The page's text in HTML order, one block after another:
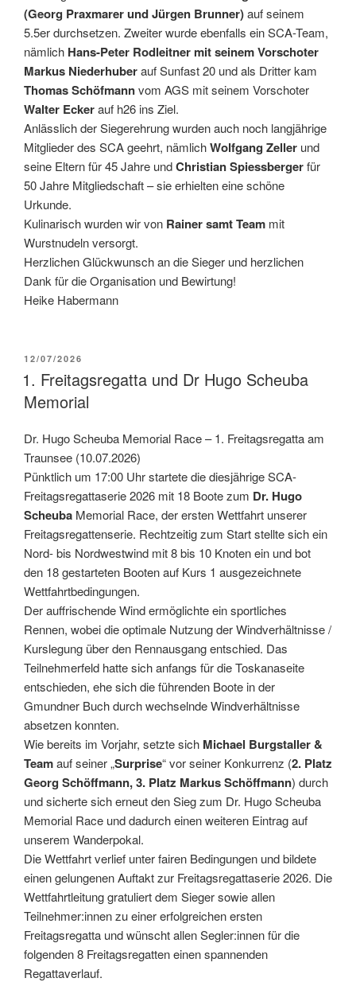
(Georg Praxmarer und Jürgen Brunner)auf seinem
5.5er durchsetzen. Zweiter wurde ebenfalls ein SCA-Team,
nämlich Hans-Peter Rodleitner mit seinem Vorschoter
Markus Niederhuberauf Sunfast 20 und als Dritter kam
Thomas Schöfmannvom AGS mit seinem Vorschoter
Walter Eckerauf h26 ins Ziel.
Anlässlich der Siegerehrung wurden auch noch langjährige
Mitglieder des SCA geehrt, nämlichWolfgang Zeller und
seine Eltern für 45 Jahre undChristian Spiessbergerfür
50 Jahre Mitgliedschaft – sie erhielten eine schöne
Urkunde.
Kulinarisch wurden wir von Rainer samt Team mit
Wurstnudeln versorgt.
Herzlichen Glückwunsch an die Sieger und herzlichen
Dank für die Organisation und Bewirtung!
Heike Habermann
VERÖFFENTLICHT
12/07/2026
1. Freitagsregatta und Dr Hugo Scheuba
Memorial
Dr. Hugo Scheuba Memorial Race – 1. Freitagsregatta am
Traunsee (10.07.2026)
Pünktlich um 17:00 Uhr startete die diesjährige SCA-
Freitagsregattaserie 2026 mit 18 Boote zum Dr. Hugo
Scheuba Memorial Race, der ersten Wettfahrt unserer
Freitagsregattenserie. Rechtzeitig zum Start stellte sich ein
Nord- bis Nordwestwind mit 8 bis 10 Knoten ein und bot
den 18 gestarteten Booten auf Kurs 1 ausgezeichnete
Wettfahrtbedingungen.
Der auffrischende Wind ermöglichte ein sportliches
Rennen, wobei die optimale Nutzung der Windverhältnisse /
Kurslegung über den Rennausgang entschied. Das
Teilnehmerfeld hatte sich anfangs für die Toskanaseite
entschieden, ehe sich die führenden Boote in der
Gmundner Buch durch wechselnde Windverhältnisse
absetzen konnten.
Wie bereits im Vorjahr, setzte sich Michael Burgstaller &
Teamauf seiner „Surprise“ vor seiner Konkurrenz (2. Platz
Georg Schöffmann, 3. Platz Markus Schöffmann) durch
und sicherte sich erneut den Sieg zum Dr. Hugo Scheuba
Memorial Race und dadurch einen weiteren Eintrag auf
unserem Wanderpokal.
Die Wettfahrt verlief unter fairen Bedingungen und bildete
einen gelungenen Auftakt zur Freitagsregattaserie 2026. Die
Wettfahrtleitung gratuliert dem Sieger sowie allen
Teilnehmer:innen zu einer erfolgreichen ersten
Freitagsregatta und wünscht allen Segler:innen für die
folgenden 8 Freitagsregatten einen spannenden
Regattaverlauf.